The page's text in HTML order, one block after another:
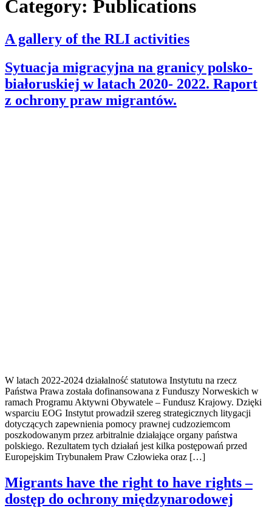
Category: Publications
A gallery of the RLI activities
Sytuacja migracyjna na granicy polsko-
białoruskiej w latach 2020- 2022. Raport
z ochrony praw migrantów.
W latach 2022-2024 działalność statutowa Instytutu na rzecz
Państwa Prawa została dofinansowana z Funduszy Norweskich w
ramach Programu Aktywni Obywatele – Fundusz Krajowy. Dzięki
wsparciu EOG Instytut prowadził szereg strategicznych litygacji
dotyczących zapewnienia pomocy prawnej cudzoziemcom
poszkodowanym przez arbitralnie działające organy państwa
polskiego. Rezultatem tych działań jest kilka postępowań przed
Europejskim Trybunałem Praw Człowieka oraz […]
Migrants have the right to have rights –
dostęp do ochrony międzynarodowej